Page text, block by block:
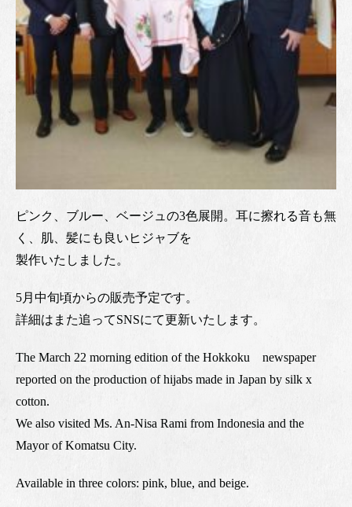
ピンク、ブルー、ベージュの3色展開。耳に擦れる音も無
く、肌、髪にも良いヒジャブを
製作いたしました。
5月中旬頃からの販売予定です。
詳細はまた追ってSNSにて更新いたします。
The March 22 morning edition of the Hokkoku newspaper
reported on the production of hijabs made in Japan by silk x
cotton.
We also visited Ms. An-Nisa Rami from Indonesia and the
Mayor of Komatsu City.
Available in three colors: pink, blue, and beige.